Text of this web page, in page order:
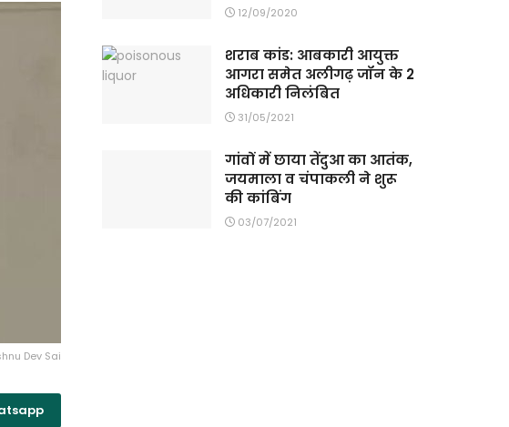
Dev Sai
12/09/2020
शराब कांड: आबकारी आयुक्त
आगरा समेत अलीगढ़ जॉन के 2
अधिकारी निलंबित
31/05/2021
गांवों में छाया तेंदुआ का आतंक,
जयमाला व चंपाकली ने शुरू
की कांबिंग
03/07/2021